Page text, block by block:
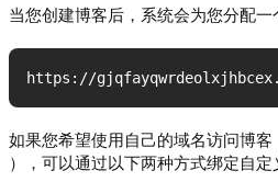
当您创建博客后，系统会为您分配一
https://
如果您希望使用自己的域名访问博客
），可以通过以下两种方式绑定自定